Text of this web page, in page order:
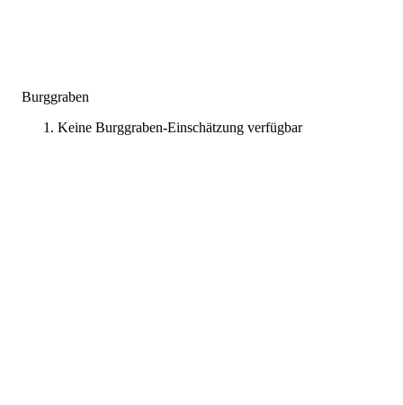
Burggraben
Keine Burggraben-Einschätzung verfügbar